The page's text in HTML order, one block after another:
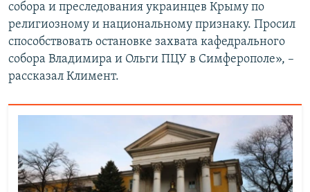
собора и преследования украинцев Крыму по
религиозному и национальному признаку. Просил
способствовать остановке захвата кафедрального
собора Владимира и Ольги ПЦУ в Симферополе», –
рассказал Климент.